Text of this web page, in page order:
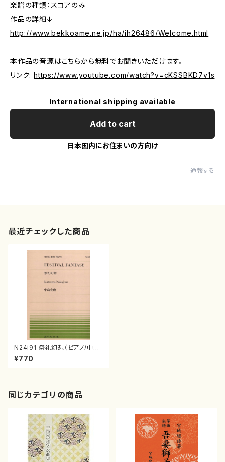
楽譜の種類：スコアのみ
作品の詳細↓
http://www.bekkoame.ne.jp/ha/ih26486/Welcome.html
本作品の音源はこちらから無料でお聞きいただけます。
リンク: https://www.youtube.com/watch?v=cKSSBKD7v1s
International shipping available
Add to cart
日本国内にお住まいの方向け
通報する
最近チェックした商品
N24i91 祭礼幻想（ピアノ/中島
克磨/楽譜）
¥770
同じカテゴリの商品